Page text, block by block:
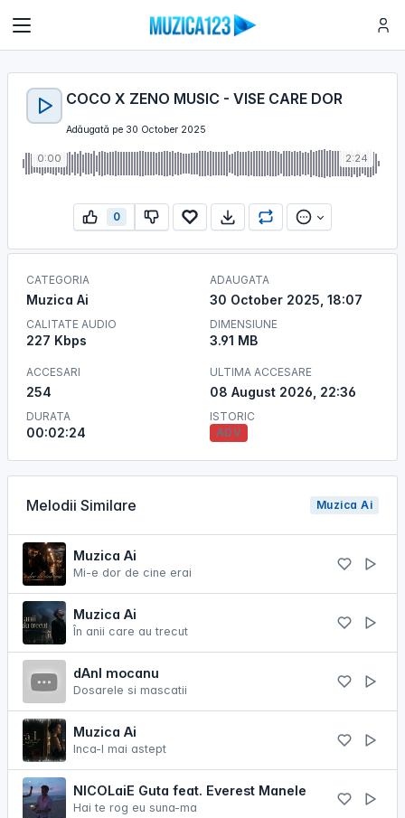
COCO X ZENO MUSIC - VISE CARE DOR
Adăugată pe 30 October 2025
0:00 2:24
0
CATEGORIA
Muzica Ai
CALITATE AUDIO
227 Kbps
ADAUGATA
30 October 2025, 18:07
DIMENSIUNE
3.91 MB
ACCESARI
254
DURATA
00:02:24
ULTIMA ACCESARE
08 August 2026, 22:36
ISTORIC
ADV
Melodii Similare Muzica Ai
Muzica Ai
Mi-e dor de cine erai
Muzica Ai
În anii care au trecut
dAnI mocanu
Dosarele si mascatii
Muzica Ai
Inca-l mai astept
NICOLaiE Guta feat. Everest Manele
Hai te rog eu suna-ma